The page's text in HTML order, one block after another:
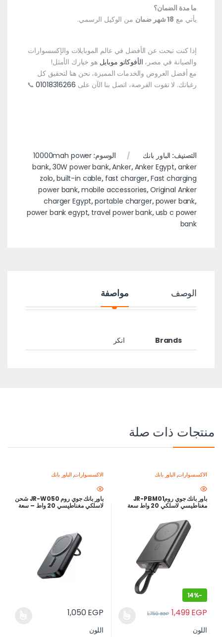
ما مدة الضمان؟
يأتي مع 18 شهر ضمان من الوكيل الرسمي.
إذا كنت تبحث عن الأفضل في عالم الموبايلات والإكسسوارات
والصيانة في مصر، الأفوكاتو موبايل هو خيارك الأمثل!
مع أفضل العروض والخدمات المميزة، نحن هنا لتحقيق كل
رغباتك. لا تفوت الفرصة، اتصل بنا الآن على 01018316266
📞
التصنيف: الباور بانك الوسوم: 10000mah power
bank,30W power bank,Anker,Anker Egypt,anker
zolo,built-in cable, fast charger,Fast charging
power bank,mobile accessories,Original Anker
charger Egypt,portable charger,power bank,
power bank egypt, travel power bank,usb c power
bank
الوصف مواصفة
Brands انكر
منتجات ذات صلة
الاكسسوارات, الباور بانك
باور بانك جوي رومJR-PBM01
مغناطيسي لاسلكي 20 واط سعة
– أفضل سعر في مصر
-
14%
1,499EGP
1,750EGP
اللون
الاكسسوارات, الباور بانك
باور بانك جوي روم JR-W050 شحن
لاسلكي مغناطيسي 20 واط – سعة
1,050EGP
اللون